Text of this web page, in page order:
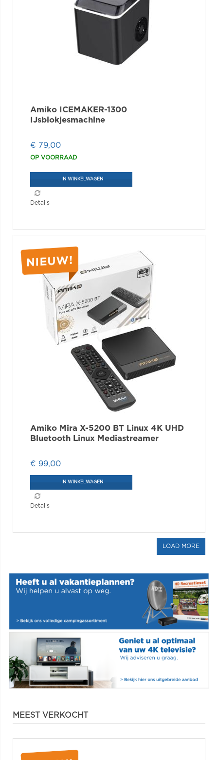
Amiko ICEMAKER-1300
IJsblokjesmachine
€ 79,00
OP VOORRAAD
IN WINKELWAGEN
Details
Amiko Mira X-5200 BT Linux 4K UHD
Bluetooth Linux Mediastreamer
€ 99,00
IN WINKELWAGEN
Details
MEEST VERKOCHT